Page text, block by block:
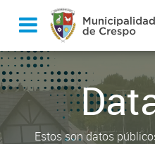
Estos son datos